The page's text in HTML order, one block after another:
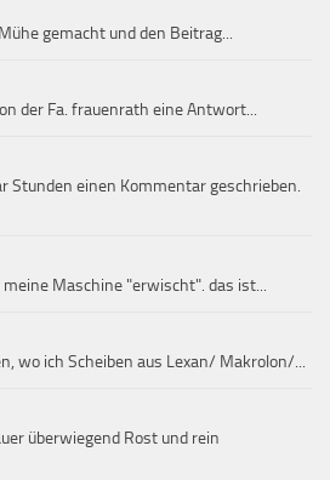
gemacht und den Beitrag...
der Fa. frauenrath eine Antwort...
Stunden einen Kommentar geschrieben.
Maschine "erwischt". das ist...
wo ich Scheiben aus Lexan/ Makrolon/...
überwiegend Rost und rein